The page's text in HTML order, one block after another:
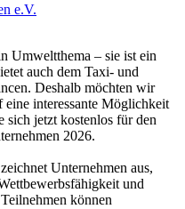
e.V.
Umweltthema – sie ist ein
auch dem Taxi- und
Deshalb möchten wir
eine interessante Möglichkeit
sich jetzt kostenlos für den
2026.
Unternehmen aus,
und
können